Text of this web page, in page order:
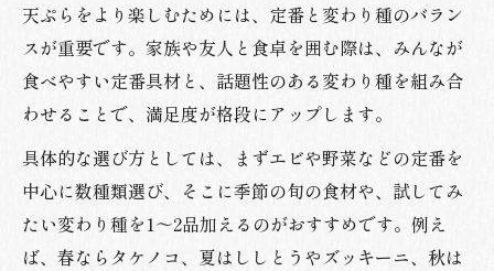
天ぷらをより楽しむためには、定番と変わり種のバラン
スが重要です。家族や友人と食卓を囲む際は、みんなが
食べやすい定番具材と、話題性のある変わり種を組み合
わせることで、満足度が格段にアップします。
具体的な選び方としては、まずエビや野菜などの定番を
中心に数種類選び、そこに季節の旬の食材や、試してみ
たい変わり種を1～2品加えるのがおすすめです。例え
ば、春ならタケノコ、夏はししとうやズッキーニ、秋は